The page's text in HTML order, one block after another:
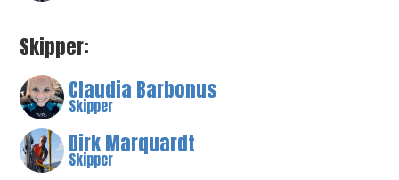
Skipper:
Claudia Barbonus
Skipper
Dirk Marquardt
Skipper